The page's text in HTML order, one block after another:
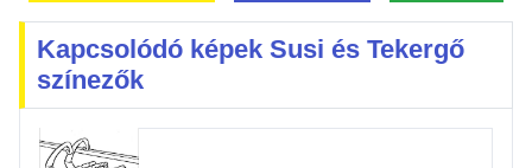
Kapcsolódó képek Susi és Tekergő
színezők